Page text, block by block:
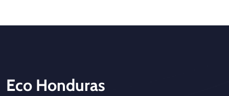
CTA - Footer
Eco Honduras